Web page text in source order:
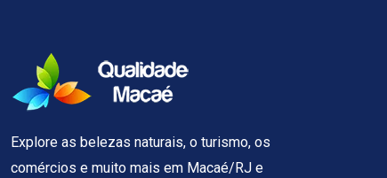
Explore as belezas naturais, o turismo, os
comércios e muito mais em Macaé/RJ e